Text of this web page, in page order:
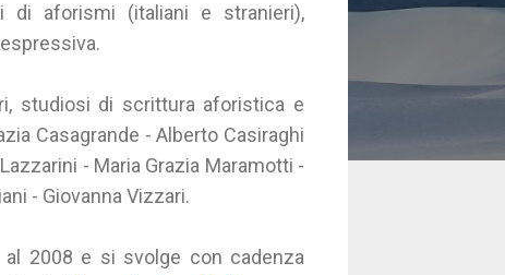
di aforismi (italiani e stranieri),
studiosi di scrittura aforistica e
Casagrande - Alberto Casiraghi
- Maria Grazia Maramotti -
- Giovanna Vizzari.
2008 e si svolge con cadenza